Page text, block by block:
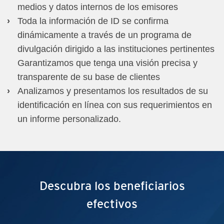
medios y datos internos de los emisores
Toda la información de ID se confirma
dinámicamente a través de un programa de
divulgación dirigido a las instituciones pertinentes
Garantizamos que tenga una visión precisa y
transparente de su base de clientes
Analizamos y presentamos los resultados de su
identificación en línea con sus requerimientos en
un informe personalizado.
Descubra los beneficiarios
efectivos